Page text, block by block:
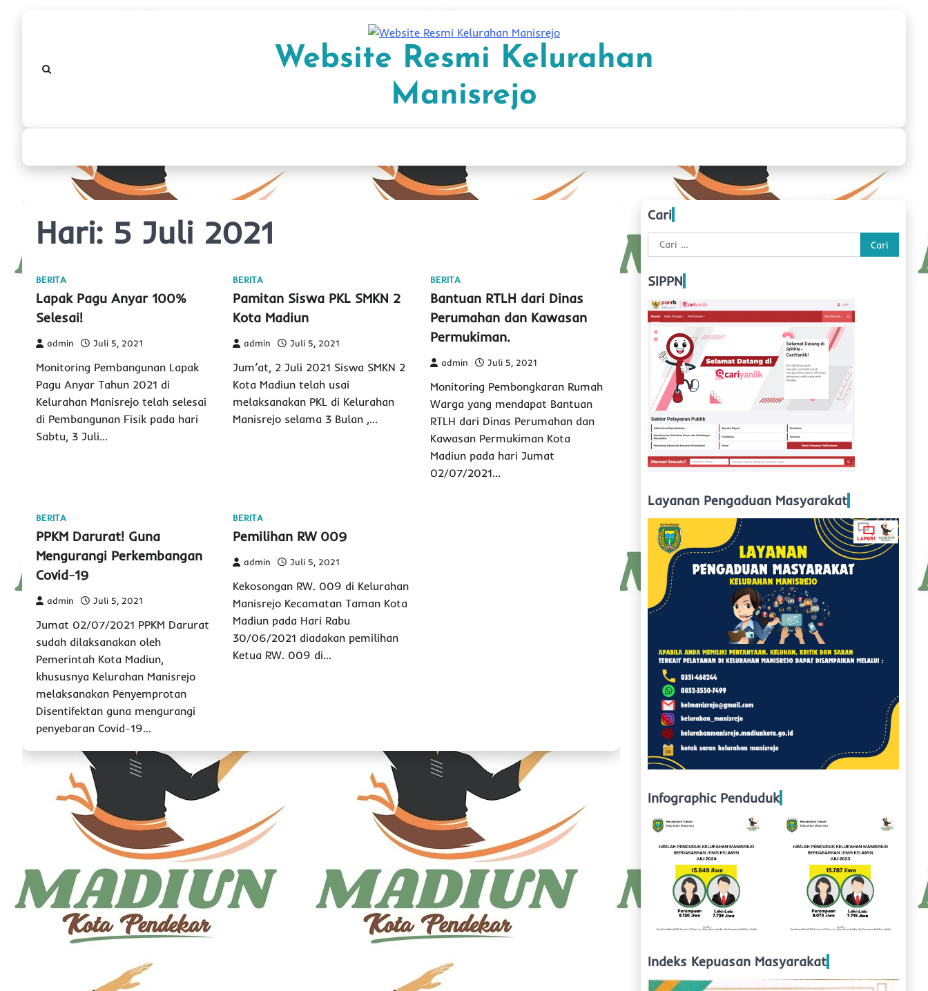
Website Resmi Kelurahan
Manisrejo
Hari: 5 Juli 2021
BERITA
Lapak Pagu Anyar 100%
Selesai!
admin Juli 5, 2021
Monitoring Pembangunan Lapak
Pagu Anyar Tahun 2021 di
Kelurahan Manisrejo telah selesai
di Pembangunan Fisik pada hari
Sabtu, 3 Juli…
BERITA
Pamitan Siswa PKL SMKN 2
Kota Madiun
admin Juli 5, 2021
Jum’at, 2 Juli 2021 Siswa SMKN 2
Kota Madiun telah usai
melaksanakan PKL di Kelurahan
Manisrejo selama 3 Bulan ,…
BERITA
Bantuan RTLH dari Dinas
Perumahan dan Kawasan
Permukiman.
admin Juli 5, 2021
Monitoring Pembongkaran Rumah
Warga yang mendapat Bantuan
RTLH dari Dinas Perumahan dan
Kawasan Permukiman Kota
Madiun pada hari Jumat
02/07/2021…
BERITA
PPKM Darurat! Guna
Mengurangi Perkembangan
Covid-19
admin Juli 5, 2021
Jumat 02/07/2021 PPKM Darurat
sudah dilaksanakan oleh
Pemerintah Kota Madiun,
khususnya Kelurahan Manisrejo
melaksanakan Penyemprotan
Disentifektan guna mengurangi
penyebaran Covid-19…
BERITA
Pemilihan RW 009
admin Juli 5, 2021
Kekosongan RW. 009 di Kelurahan
Manisrejo Kecamatan Taman Kota
Madiun pada Hari Rabu
30/06/2021 diadakan pemilihan
Ketua RW. 009 di…
Cari
Cari
untuk:
SIPPN
Layanan Pengaduan Masyarakat
Infographic Penduduk
Indeks Kepuasan Masyarakat